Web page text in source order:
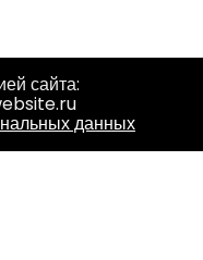
сайта:
данных